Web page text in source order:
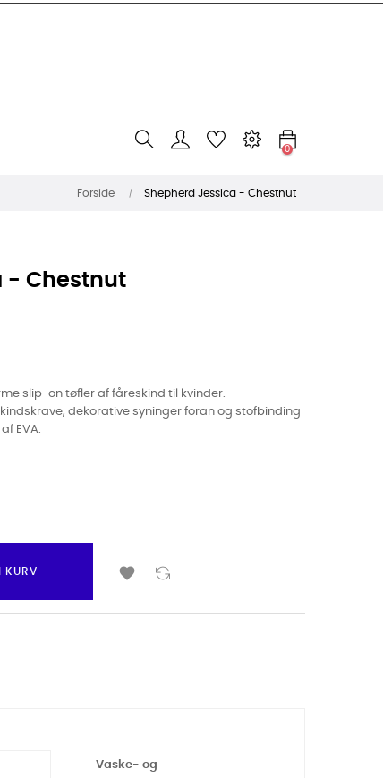
0
Forside Shepherd Jessica - Chestnut
- Chestnut
slip-on tøfler af fåreskind til kvinder.
dekorative syninger foran og stofbinding
EVA.
KURV 
Vaske- og